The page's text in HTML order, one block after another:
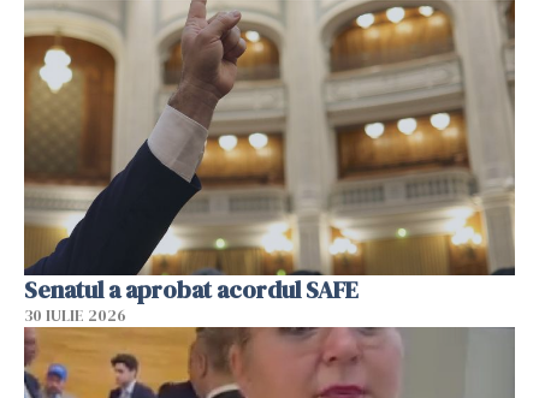
Senatul a aprobat acordul SAFE
30 IULIE 2026